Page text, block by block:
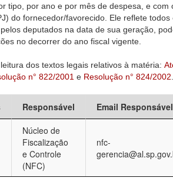
tipo, por ano e por mês de despesa, e com
do fornecedor/favorecido. Ele reflete todos
deputados na data de sua geração,
no decorrer do ano fiscal vigente.
dos textos legais relativos à matéria:
n° 822/2001 e Resolução n° 824/2002
Responsável
Email Responsável
Núcleo de
Fiscalização
e Controle
(NFC)
nfc-